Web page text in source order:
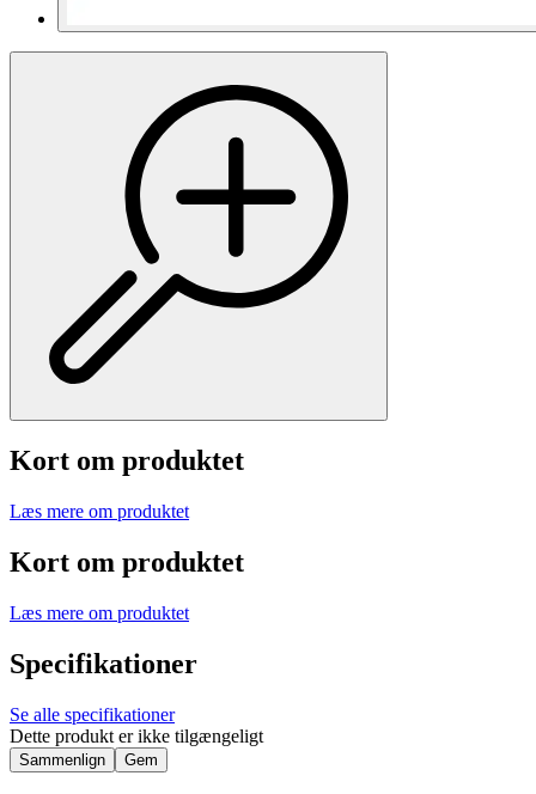
Kort om produktet
Læs mere om produktet
Kort om produktet
Læs mere om produktet
Specifikationer
Se alle specifikationer
Dette produkt er ikke tilgængeligt
Sammenlign Gem